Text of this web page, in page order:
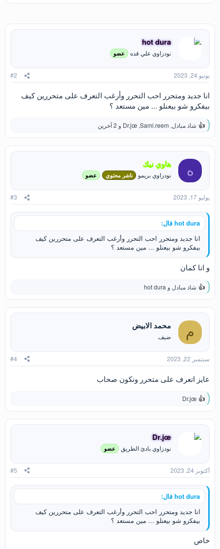
hot dura
نودزاوي علي قده عضو
يونيو 24, 2023 #2
انا جديد ومتحرر احب التحرر وأرغب التعرف على متحررين كيف
بيفكرو شو بيعنلو ... مين مستعد ؟
ل
ت
ف
ت
:
شاذ مبادل,
Sami.reem
,
Dr.jœ و 2 آخرين
ه هاوي نيك
نودزاوي بريمو ناشر محتوي عضو
يوليو 17, 2023 #3
hot dura قال:
انا جديد ومتحرر احب التحرر وأرغب التعرف على متحررين كيف
بيفكرو شو بيعنلو ... مين مستعد ؟
و انا كمان
ل
ت
ف
ت
:
شاذ مبادل و hot dura
م محمد الابيض
ضيف
سبتمبر 22, 2023 #4
عايز اتعرف على متحرر ونكون صحاب
ل
ت
ف
ت
:
Dr.jœ
Dr.jœ
نودزاوي بادئ الطريق عضو
أكتوبر 24, 2023 #5
hot dura قال:
انا جديد ومتحرر احب التحرر وأرغب التعرف على متحررين كيف
بيفكرو شو بيعنلو ... مين مستعد ؟
خاص